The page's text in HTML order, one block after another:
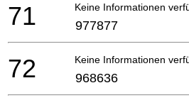
Keine Informationen
71 977877
Keine Informationen
72 968636